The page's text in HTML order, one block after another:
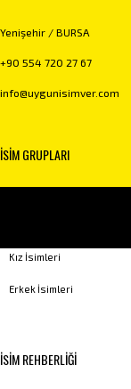
Yenişehir / BURSA
+90 554 720 27 67
info@uygunisimver.com
İSİM GRUPLARI
Kız İsimleri
Erkek İsimleri
İSİM REHBERLİĞİ